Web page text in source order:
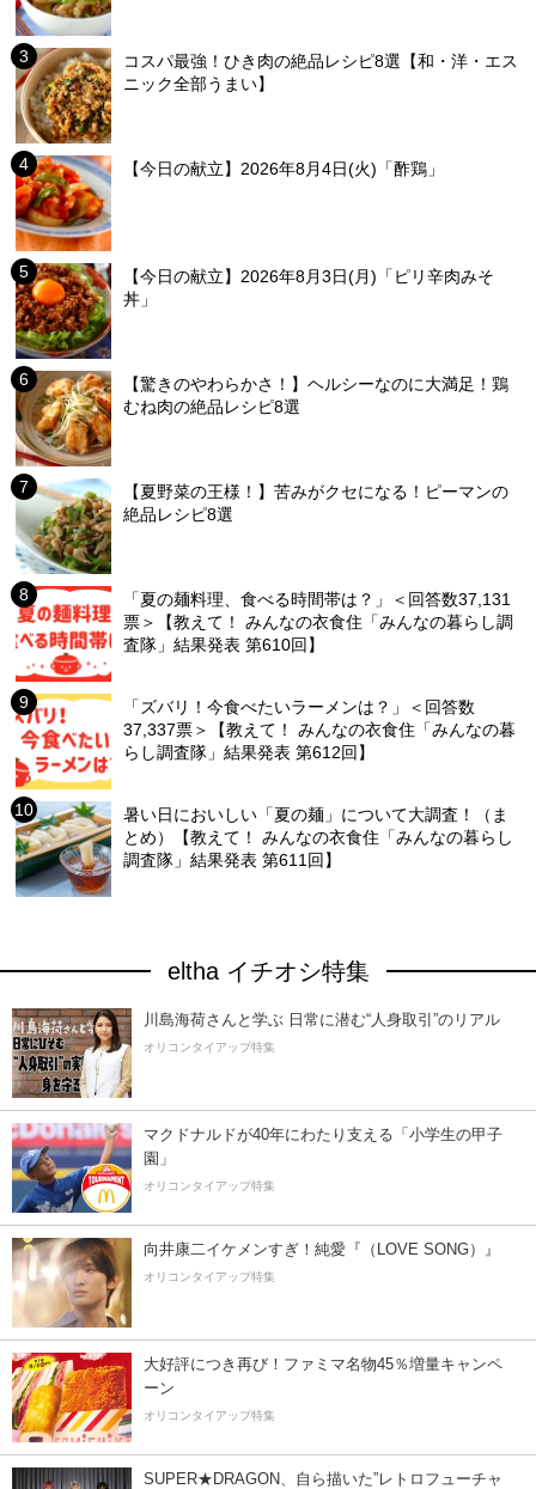
コスパ最強！ひき肉の絶品レシピ8選【和・洋・エス
ニック全部うまい】
【今日の献立】2026年8月4日(火)「酢鶏」
【今日の献立】2026年8月3日(月)「ピリ辛肉みそ
丼」
【驚きのやわらかさ！】ヘルシーなのに大満足！鶏
むね肉の絶品レシピ8選
【夏野菜の王様！】苦みがクセになる！ピーマンの
絶品レシピ8選
「夏の麺料理、食べる時間帯は？」＜回答数37,131
票＞【教えて！ みんなの衣食住「みんなの暮らし調
査隊」結果発表 第610回】
「ズバリ！今食べたいラーメンは？」＜回答数
37,337票＞【教えて！ みんなの衣食住「みんなの暮
らし調査隊」結果発表 第612回】
暑い日においしい「夏の麺」について大調査！（ま
とめ）【教えて！ みんなの衣食住「みんなの暮らし
調査隊」結果発表 第611回】
eltha イチオシ特集
川島海荷さんと学ぶ 日常に潜む“人身取引”のリアル
オリコンタイアップ特集
マクドナルドが40年にわたり支える「小学生の甲子
園」
オリコンタイアップ特集
向井康二イケメンすぎ！純愛『（LOVE SONG）』
オリコンタイアップ特集
大好評につき再び！ファミマ名物45％増量キャンペ
ーン
オリコンタイアップ特集
SUPER★DRAGON、自ら描いた”レトロフューチャ